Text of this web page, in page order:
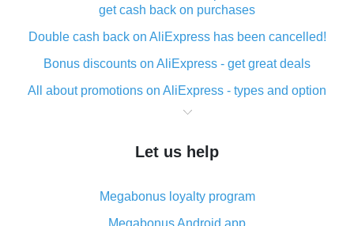
get cash back on purchases
Double cash back on AliExpress has been cancelled!
Bonus discounts on AliExpress - get great deals
All about promotions on AliExpress - types and option
What is cash back when making purchases on
The best place to download cash back for AliExpress
What is the AliExpress cash back plugin and what are
its advantages
Let us help
Megabonus loyalty program
Megabonus Android app